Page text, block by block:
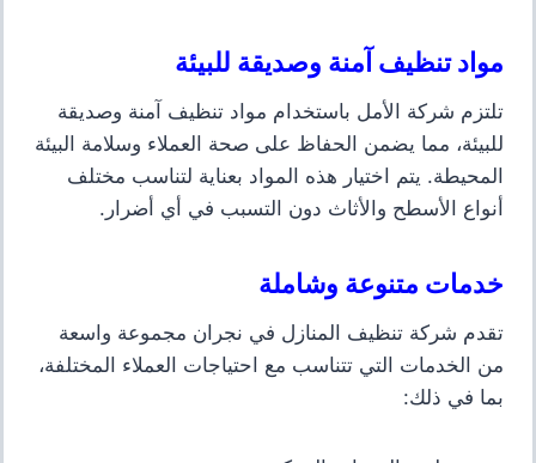
مواد تنظيف آمنة وصديقة للبيئة
تلتزم شركة الأمل باستخدام مواد تنظيف آمنة وصديقة
للبيئة، مما يضمن الحفاظ على صحة العملاء وسلامة البيئة
المحيطة. يتم اختيار هذه المواد بعناية لتناسب مختلف
أنواع الأسطح والأثاث دون التسبب في أي أضرار.
خدمات متنوعة وشاملة
تقدم شركة تنظيف المنازل في نجران مجموعة واسعة
من الخدمات التي تتناسب مع احتياجات العملاء المختلفة،
بما في ذلك: